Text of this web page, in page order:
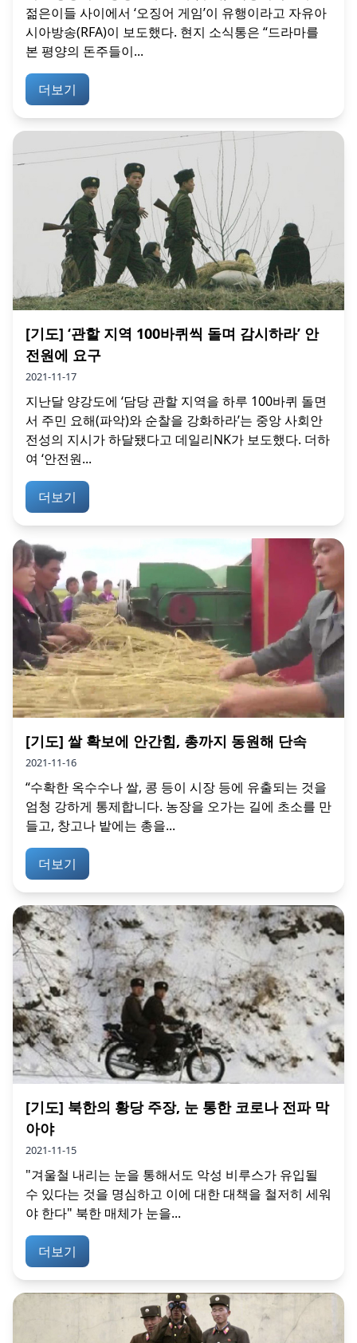
젊은이들 사이에서 ‘오징어 게임’이 유행이라고 자유아
시아방송(RFA)이 보도했다. 현지 소식통은 “드라마를
본 평양의 돈주들이...
더보기
[기도] ‘관할 지역 100바퀴씩 돌며 감시하라’ 안
전원에 요구
2021-11-17
지난달 양강도에 ‘담당 관할 지역을 하루 100바퀴 돌면
서 주민 요해(파악)와 순찰을 강화하라’는 중앙 사회안
전성의 지시가 하달됐다고 데일리NK가 보도했다. 더하
여 ‘안전원...
더보기
[기도] 쌀 확보에 안간힘, 총까지 동원해 단속
2021-11-16
“수확한 옥수수나 쌀, 콩 등이 시장 등에 유출되는 것을
엄청 강하게 통제합니다. 농장을 오가는 길에 초소를 만
들고, 창고나 밭에는 총을...
더보기
[기도] 북한의 황당 주장, 눈 통한 코로나 전파 막
아야
2021-11-15
"겨울철 내리는 눈을 통해서도 악성 비루스가 유입될
수 있다는 것을 명심하고 이에 대한 대책을 철저히 세워
야 한다" 북한 매체가 눈을...
더보기